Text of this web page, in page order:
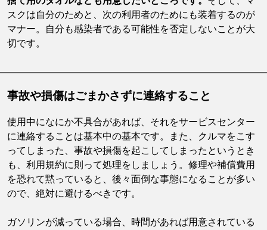
スクは自分のためと、次の利用者のためにも装着するのが
マナー。自分も感染者である可能性を否定しないことが大
切です。
事故や損傷はごまかさずに連絡すること
使用中になにか不具合があれば、それをサービスセンター
に連絡することは基本中の基本です。また、クルマをこす
ってしまった、事故や損傷を起こしてしまったというとき
も、利用規約に則って処理をしましょう。修理や補償費用
を恐れて黙っていると、後々面倒な事態になることが多い
ので、絶対に避けるべきです。
ガソリンが減っている場合、時間があれば用意されている